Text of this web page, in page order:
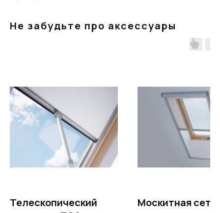
Не забудьте про аксессуары
Телескопический
Москитная